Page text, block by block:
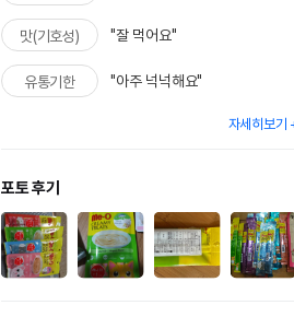
맛(기호성) "잘 먹어요"
유통기한 "아주 넉넉해요"
자세히보기
포토 후기